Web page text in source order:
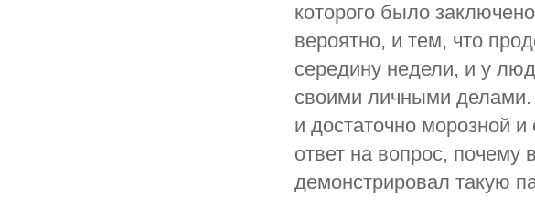
которого было
вероятно, и тем, что
середину недели, и у
своими личными
и достаточно морозной
ответ на вопрос, почему
демонстрировал такую